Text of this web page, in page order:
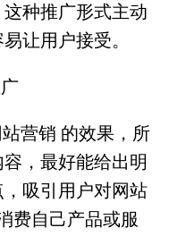
种推广形式主动
让用户接受。
营销 的效果，所
，最好能给出明
吸引用户对网站
费自己产品或服